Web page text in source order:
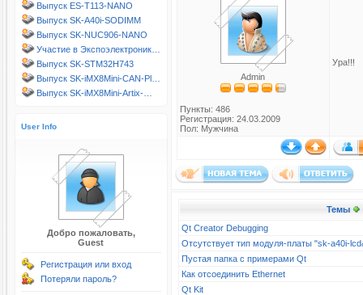
Выпуск ES-T113-NANO
Выпуск SK-A40i-SODIMM
Выпуск SK-NUC906-NANO
Участие в Экспоэлектроник…
Выпуск SK-STM32H743
Выпуск SK-iMX8Mini-CAN-Pl…
Выпуск SK-iMX8Mini-Artix-…
User Info
Добро пожаловать,
Guest
Регистрация или вход
Потеряли пароль?
Admin
Пункты: 486
Регистрация: 24.03.2009
Пол: Мужчина
Ура!!!
Темы
Qt Creator Debugging
Отсутствует тип модуля-платы "sk-a40i-
Пустая папка с примерами Qt
Как отсоединить Ethernet
Qt Kit